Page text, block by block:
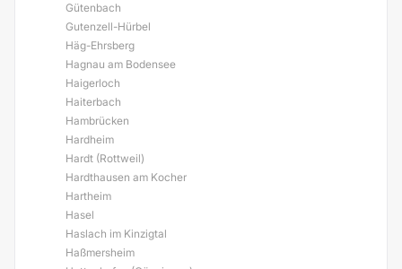
Gütenbach
Gutenzell-Hürbel
Häg-Ehrsberg
Hagnau am Bodensee
Haigerloch
Haiterbach
Hambrücken
Hardheim
Hardt (Rottweil)
Hardthausen am Kocher
Hartheim
Hasel
Haslach im Kinzigtal
Haßmersheim